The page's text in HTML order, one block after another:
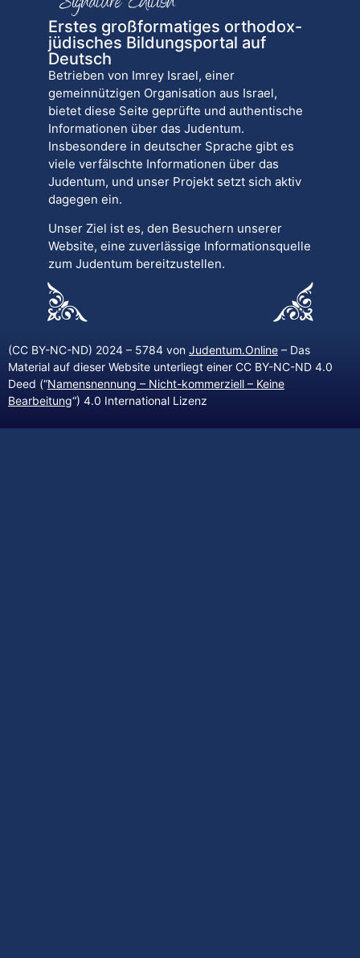
Erstes großformatiges orthodox-
jüdisches Bildungsportal auf
Deutsch
Betrieben von Imrey Israel, einer
gemeinnützigen Organisation aus Israel,
bietet diese Seite geprüfte und authentische
Informationen über das Judentum.
Insbesondere in deutscher Sprache gibt es
viele verfälschte Informationen über das
Judentum, und unser Projekt setzt sich aktiv
dagegen ein.
Unser Ziel ist es, den Besuchern unserer
Website, eine zuverlässige Informationsquelle
zum Judentum bereitzustellen.
(CC BY-NC-ND) 2024 – 5784 von Judentum.Online – Das
Material auf dieser Website unterliegt einer CC BY-NC-ND 4.0
Deed (“Namensnennung – Nicht-kommerziell – Keine
Bearbeitung“) 4.0 International Lizenz